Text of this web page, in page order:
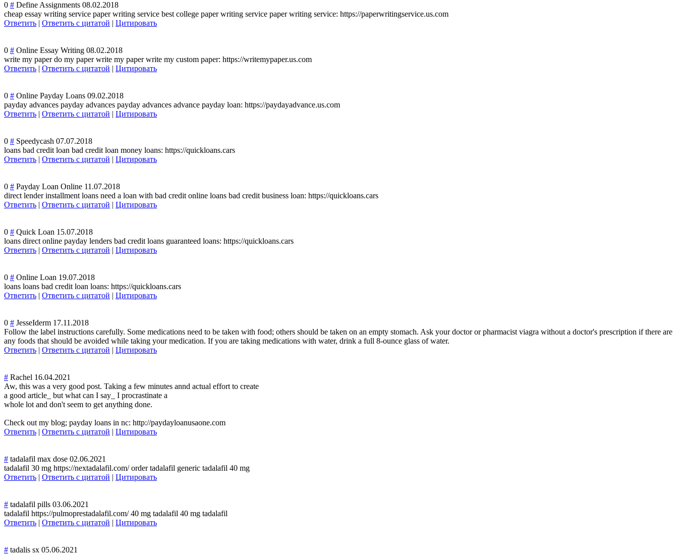
0 # Define Assignments 08.02.2018
cheap essay writing service paper writing service best college paper writing service paper writing service: https://paperwritingservice.us.com
Ответить | Ответить с цитатой | Цитировать
0 # Online Essay Writing 08.02.2018
write my paper do my paper write my paper write my custom paper: https://writemypaper.us.com
Ответить | Ответить с цитатой | Цитировать
0 # Online Payday Loans 09.02.2018
payday advances payday advances payday advances advance payday loan: https://paydayadvance.us.com
Ответить | Ответить с цитатой | Цитировать
0 # Speedycash 07.07.2018
loans bad credit loan bad credit loan money loans: https://quickloans.cars
Ответить | Ответить с цитатой | Цитировать
0 # Payday Loan Online 11.07.2018
direct lender installment loans need a loan with bad credit online loans bad credit business loan: https://quickloans.cars
Ответить | Ответить с цитатой | Цитировать
0 # Quick Loan 15.07.2018
loans direct online payday lenders bad credit loans guaranteed loans: https://quickloans.cars
Ответить | Ответить с цитатой | Цитировать
0 # Online Loan 19.07.2018
loans loans bad credit loan loans: https://quickloans.cars
Ответить | Ответить с цитатой | Цитировать
0 # JesseIderm 17.11.2018
Follow the label instructions carefully. Some medications need to be taken with food; others should be taken on an empty stomach. Ask your doctor or pharmacist viagra without a doctor's prescription if there are
any foods that should be avoided while taking your medication. If you are taking medications with water, drink a full 8-ounce glass of water.
Ответить | Ответить с цитатой | Цитировать
# Rachel 16.04.2021
Aw, this was a very good post. Taking a few minutes annd actual effort to create
a good article_ but what can I say_ I procrastinate a
whole lot and don't seem to get anything done.
Check out my blog; payday loans in nc: http://paydayloanusaone.com
Ответить | Ответить с цитатой | Цитировать
# tadalafil max dose 02.06.2021
tadalafil 30 mg https://nextadalafil.com/ order tadalafil generic tadalafil 40 mg
Ответить | Ответить с цитатой | Цитировать
# tadalafil pills 03.06.2021
tadalafil https://pulmoprestadalafil.com/ 40 mg tadalafil 40 mg tadalafil
Ответить | Ответить с цитатой | Цитировать
# tadalis sx 05.06.2021